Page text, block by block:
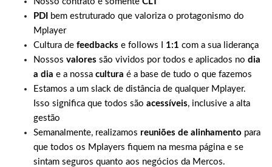
PDI
bem estruturado que valoriza o protagonismo do
Mplayer
Cultura de feedbacks e follows I 1:1 com a sua liderança
Nossos valores são vividos por todos e aplicados no dia
a dia e a nossa cultura é a base de tudo o que fazemos
Estamos a um slack de distância de qualquer Mplayer.
Isso significa que todos são acessíveis, inclusive a alta
gestão
Semanalmente, realizamos reuniões de alinhamento para
que todos os Mplayers fiquem na mesma página e se
sintam seguros quanto aos negócios da Mercos.